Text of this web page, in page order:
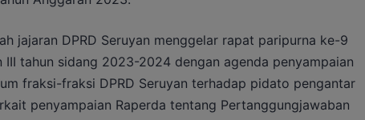
jajaran DPRD Seruyan menggelar rapat paripurna ke-9
III tahun sidang 2023-2024 dengan agenda penyampaian
fraksi-fraksi DPRD Seruyan terhadap pidato pengantar
penyampaian Raperda tentang Pertanggungjawaban